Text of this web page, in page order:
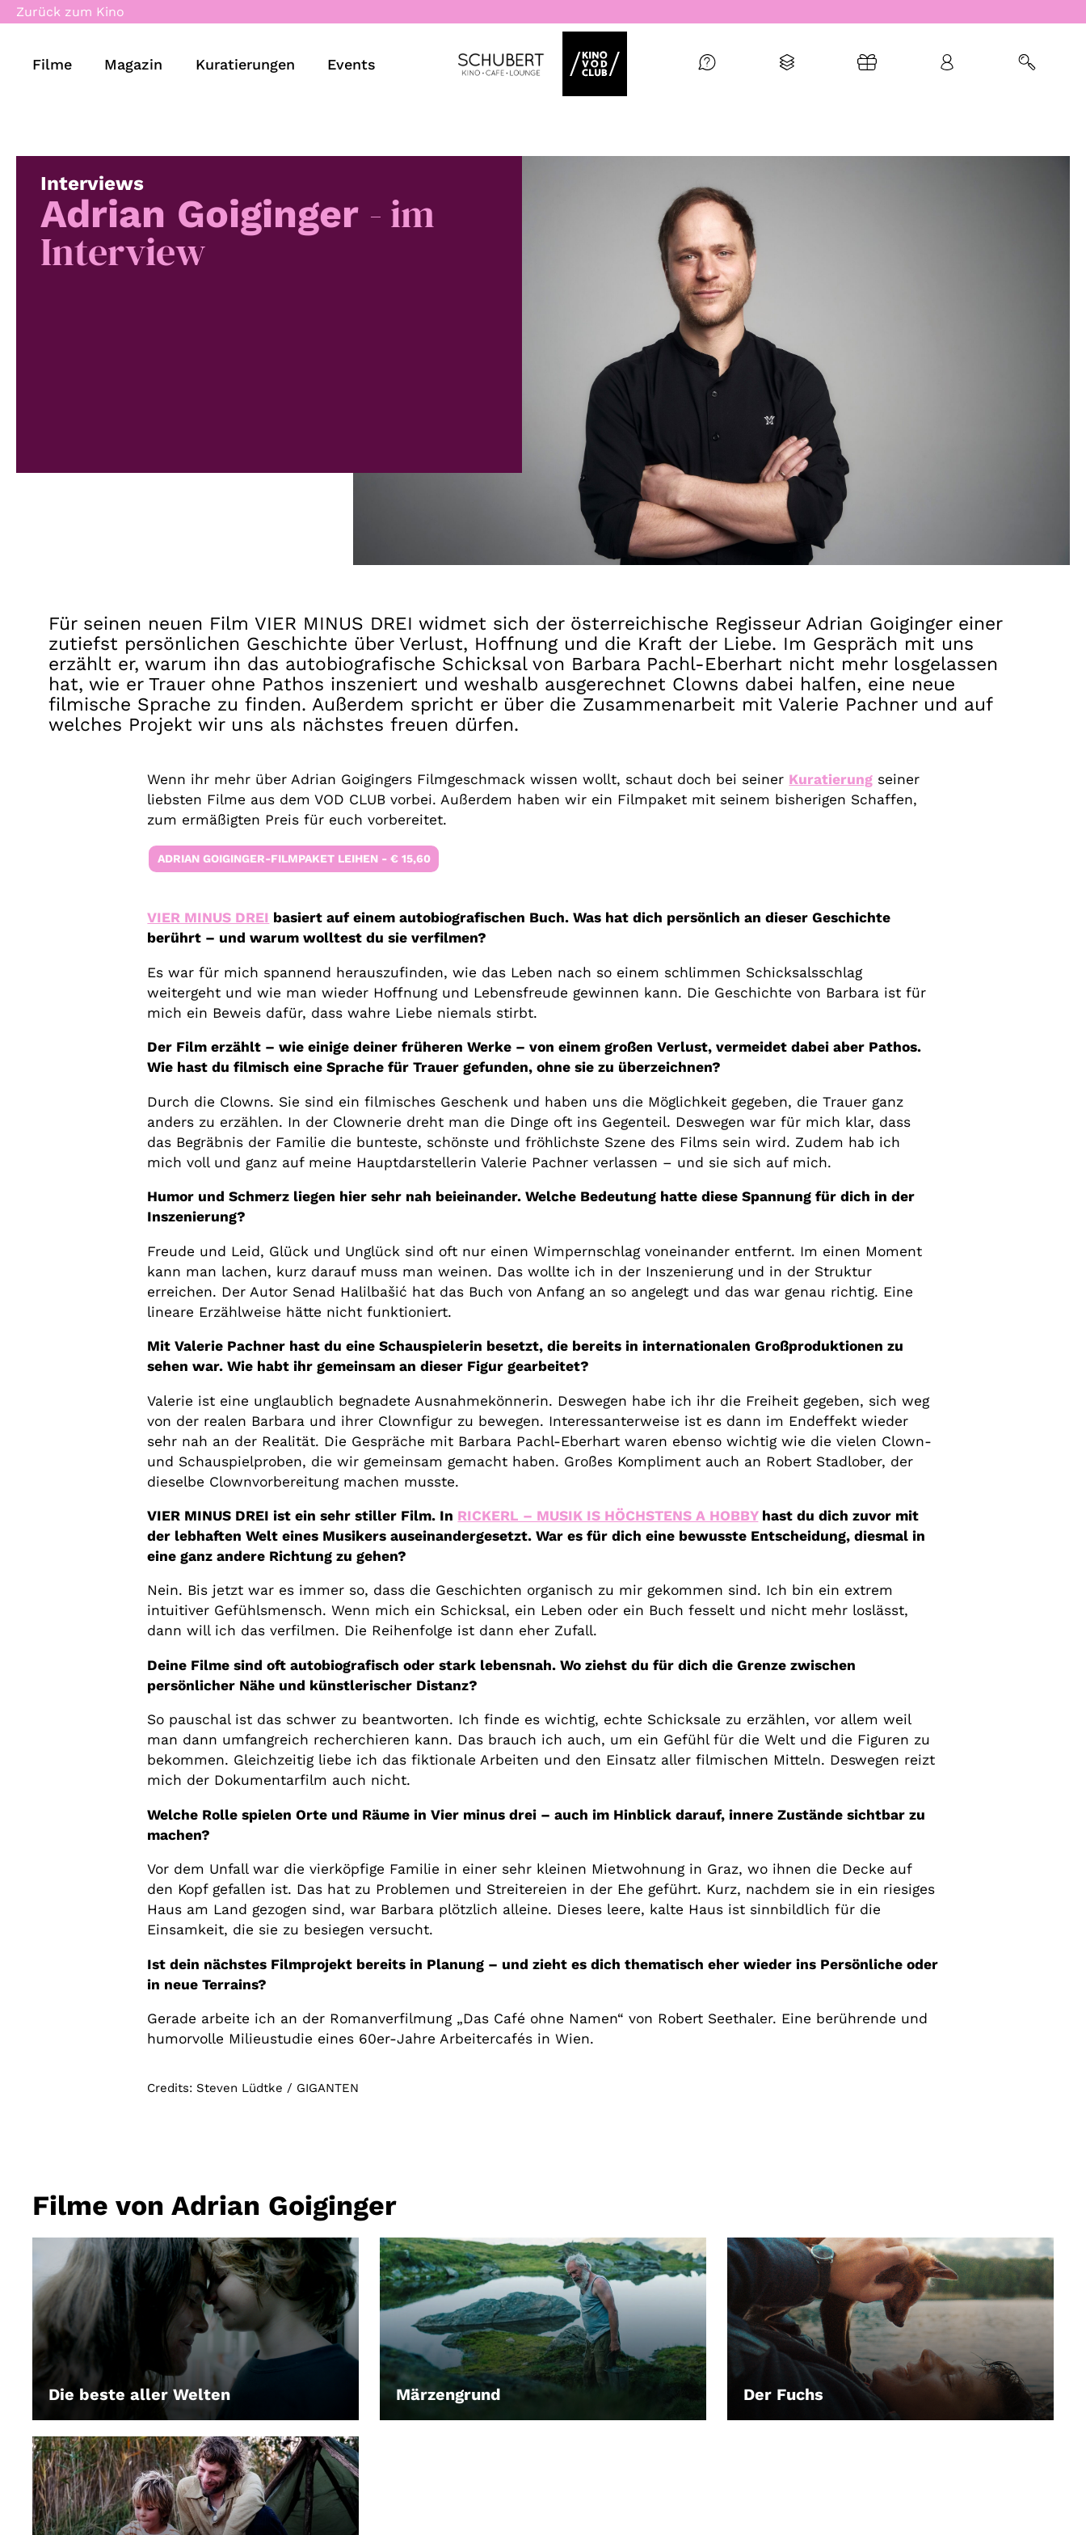
Suche
Zurück zum Kino
Filme Magazin Kuratierungen Events
Interviews
Adrian Goiginger - im
Interview
Für seinen neuen Film VIER MINUS DREI widmet sich der österreichische Regisseur Adrian Goiginger einer
zutiefst persönlichen Geschichte über Verlust, Hoffnung und die Kraft der Liebe. Im Gespräch mit uns
erzählt er, warum ihn das autobiografische Schicksal von Barbara Pachl-Eberhart nicht mehr losgelassen
hat, wie er Trauer ohne Pathos inszeniert und weshalb ausgerechnet Clowns dabei halfen, eine neue
filmische Sprache zu finden. Außerdem spricht er über die Zusammenarbeit mit Valerie Pachner und auf
welches Projekt wir uns als nächstes freuen dürfen.
Wenn ihr mehr über Adrian Goigingers Filmgeschmack wissen wollt, schaut doch bei seiner Kuratierung seiner
liebsten Filme aus dem VOD CLUB vorbei. Außerdem haben wir ein Filmpaket mit seinem bisherigen Schaffen,
zum ermäßigten Preis für euch vorbereitet.
ADRIAN GOIGINGER-FILMPAKET LEIHEN - € 15,60
VIER MINUS DREI basiert auf einem autobiografischen Buch. Was hat dich persönlich an dieser Geschichte
berührt – und warum wolltest du sie verfilmen?
Es war für mich spannend herauszufinden, wie das Leben nach so einem schlimmen Schicksalsschlag
weitergeht und wie man wieder Hoffnung und Lebensfreude gewinnen kann. Die Geschichte von Barbara ist für
mich ein Beweis dafür, dass wahre Liebe niemals stirbt.
Der Film erzählt – wie einige deiner früheren Werke – von einem großen Verlust, vermeidet dabei aber Pathos.
Wie hast du filmisch eine Sprache für Trauer gefunden, ohne sie zu überzeichnen?
Durch die Clowns. Sie sind ein filmisches Geschenk und haben uns die Möglichkeit gegeben, die Trauer ganz
anders zu erzählen. In der Clownerie dreht man die Dinge oft ins Gegenteil. Deswegen war für mich klar, dass
das Begräbnis der Familie die bunteste, schönste und fröhlichste Szene des Films sein wird. Zudem hab ich
mich voll und ganz auf meine Hauptdarstellerin Valerie Pachner verlassen – und sie sich auf mich.
Humor und Schmerz liegen hier sehr nah beieinander. Welche Bedeutung hatte diese Spannung für dich in der
Inszenierung?
Freude und Leid, Glück und Unglück sind oft nur einen Wimpernschlag voneinander entfernt. Im einen Moment
kann man lachen, kurz darauf muss man weinen. Das wollte ich in der Inszenierung und in der Struktur
erreichen. Der Autor Senad Halilbašić hat das Buch von Anfang an so angelegt und das war genau richtig. Eine
lineare Erzählweise hätte nicht funktioniert.
Mit Valerie Pachner hast du eine Schauspielerin besetzt, die bereits in internationalen Großproduktionen zu
sehen war. Wie habt ihr gemeinsam an dieser Figur gearbeitet?
Valerie ist eine unglaublich begnadete Ausnahmekönnerin. Deswegen habe ich ihr die Freiheit gegeben, sich weg
von der realen Barbara und ihrer Clownfigur zu bewegen. Interessanterweise ist es dann im Endeffekt wieder
sehr nah an der Realität. Die Gespräche mit Barbara Pachl-Eberhart waren ebenso wichtig wie die vielen Clown-
und Schauspielproben, die wir gemeinsam gemacht haben. Großes Kompliment auch an Robert Stadlober, der
dieselbe Clownvorbereitung machen musste.
VIER MINUS DREI ist ein sehr stiller Film. In RICKERL – MUSIK IS HÖCHSTENS A HOBBYhast du dich zuvor mit
der lebhaften Welt eines Musikers auseinandergesetzt. War es für dich eine bewusste Entscheidung, diesmal in
eine ganz andere Richtung zu gehen?
Nein. Bis jetzt war es immer so, dass die Geschichten organisch zu mir gekommen sind. Ich bin ein extrem
intuitiver Gefühlsmensch. Wenn mich ein Schicksal, ein Leben oder ein Buch fesselt und nicht mehr loslässt,
dann will ich das verfilmen. Die Reihenfolge ist dann eher Zufall.
Deine Filme sind oft autobiografisch oder stark lebensnah. Wo ziehst du für dich die Grenze zwischen
persönlicher Nähe und künstlerischer Distanz?
So pauschal ist das schwer zu beantworten. Ich finde es wichtig, echte Schicksale zu erzählen, vor allem weil
man dann umfangreich recherchieren kann. Das brauch ich auch, um ein Gefühl für die Welt und die Figuren zu
bekommen. Gleichzeitig liebe ich das fiktionale Arbeiten und den Einsatz aller filmischen Mitteln. Deswegen reizt
mich der Dokumentarfilm auch nicht.
Welche Rolle spielen Orte und Räume in Vier minus drei – auch im Hinblick darauf, innere Zustände sichtbar zu
machen?
Vor dem Unfall war die vierköpfige Familie in einer sehr kleinen Mietwohnung in Graz, wo ihnen die Decke auf
den Kopf gefallen ist. Das hat zu Problemen und Streitereien in der Ehe geführt. Kurz, nachdem sie in ein riesiges
Haus am Land gezogen sind, war Barbara plötzlich alleine. Dieses leere, kalte Haus ist sinnbildlich für die
Einsamkeit, die sie zu besiegen versucht.
Ist dein nächstes Filmprojekt bereits in Planung – und zieht es dich thematisch eher wieder ins Persönliche oder
in neue Terrains?
Gerade arbeite ich an der Romanverfilmung „Das Café ohne Namen“ von Robert Seethaler. Eine berührende und
humorvolle Milieustudie eines 60er-Jahre Arbeitercafés in Wien.
Credits: Steven Lüdtke / GIGANTEN
Filme von Adrian Goiginger
Die beste aller Welten
LEIHEN Märzengrund
LEIHEN Der Fuchs
LEIHEN